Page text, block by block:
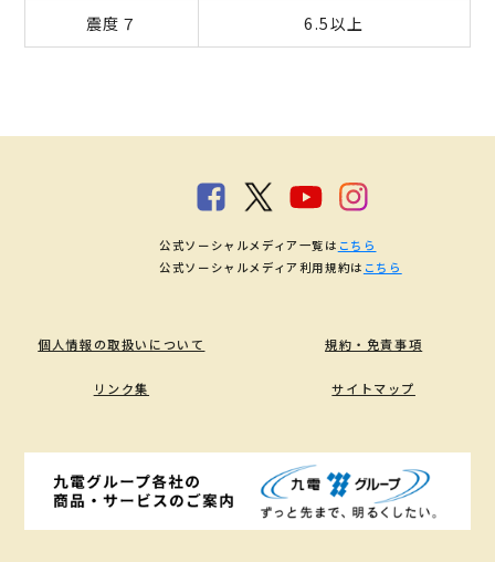
震度７ 6.5以上
個人情報の取扱いについて 規約・免責事項
リンク集 サイトマップ
公式ソーシャルメディア一覧は こちら
公式ソーシャルメディア利用規約は こちら